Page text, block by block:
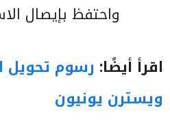
واحتفظ بإيصال
اقرأ أيضًا: رسوم تحويل
ويسترن يونيون